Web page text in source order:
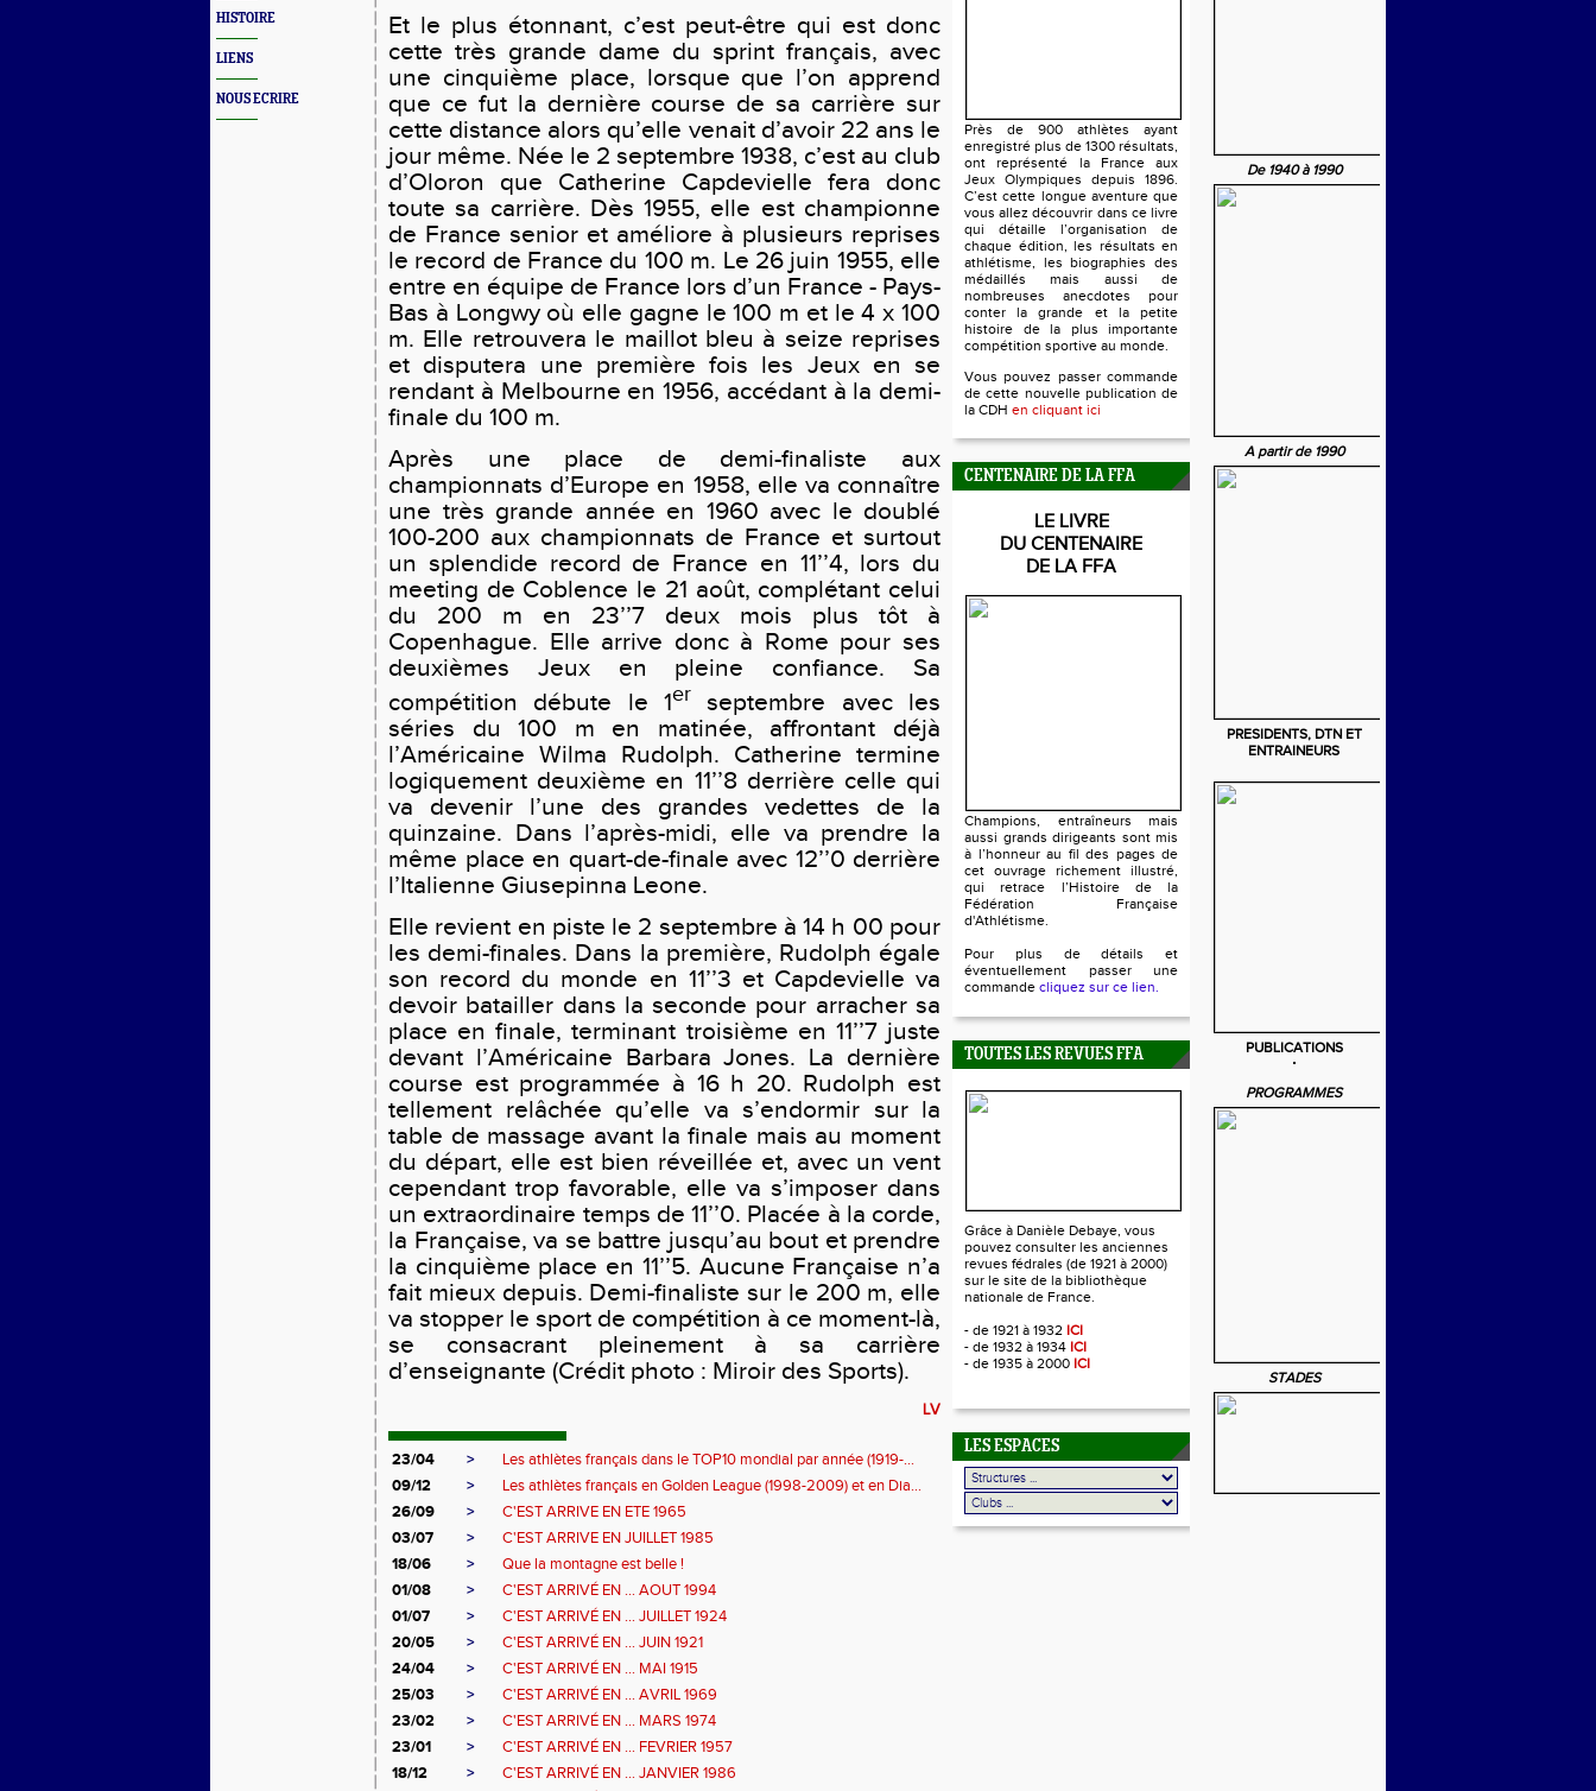
HISTOIRE
LIENS
NOUS ECRIRE
Et le plus étonnant, c’est peut-être qui est donc
cette très grande dame du sprint français, avec
une cinquième place, lorsque que l’on apprend
que ce fut la dernière course de sa carrière sur
cette distance alors qu’elle venait d’avoir 22 ans le
jour même. Née le 2 septembre 1938, c’est au club
d’Oloron que Catherine Capdevielle fera donc
toute sa carrière. Dès 1955, elle est championne
de France senior et améliore à plusieurs reprises
le record de France du 100 m. Le 26 juin 1955, elle
entre en équipe de France lors d’un France - Pays-
Bas à Longwy où elle gagne le 100 m et le 4 x 100
m. Elle retrouvera le maillot bleu à seize reprises
et disputera une première fois les Jeux en se
rendant à Melbourne en 1956, accédant à la demi-
finale du 100 m.
Après une place de demi-finaliste aux
championnats d’Europe en 1958, elle va connaître
une très grande année en 1960 avec le doublé
100-200 aux championnats de France et surtout
un splendide record de France en 11’’4, lors du
meeting de Coblence le 21 août, complétant celui
du 200 m en 23’’7 deux mois plus tôt à
Copenhague. Elle arrive donc à Rome pour ses
deuxièmes Jeux en pleine confiance. Sa
compétition débute le 1er septembre avec les
séries du 100 m en matinée, affrontant déjà
l’Américaine Wilma Rudolph. Catherine termine
logiquement deuxième en 11’’8 derrière celle qui
va devenir l’une des grandes vedettes de la
quinzaine. Dans l’après-midi, elle va prendre la
même place en quart-de-finale avec 12’’0 derrière
l’Italienne Giusepinna Leone.
Elle revient en piste le 2 septembre à 14 h 00 pour
les demi-finales. Dans la première, Rudolph égale
son record du monde en 11’’3 et Capdevielle va
devoir batailler dans la seconde pour arracher sa
place en finale, terminant troisième en 11’’7 juste
devant l’Américaine Barbara Jones. La dernière
course est programmée à 16 h 20. Rudolph est
tellement relâchée qu’elle va s’endormir sur la
table de massage avant la finale mais au moment
du départ, elle est bien réveillée et, avec un vent
cependant trop favorable, elle va s’imposer dans
un extraordinaire temps de 11’’0. Placée à la corde,
la Française, va se battre jusqu’au bout et prendre
la cinquième place en 11’’5. Aucune Française n’a
fait mieux depuis. Demi-finaliste sur le 200 m, elle
va stopper le sport de compétition à ce moment-là,
se consacrant pleinement à sa carrière
d’enseignante (Crédit photo : Miroir des Sports).
LV
23/04 >
Les athlètes français dans le TOP10 mondial par année (1919-...
09/12
>
Les athlètes français en Golden League (1998-2009) et en Dia...
26/09
>
C'EST ARRIVE EN ETE 1965
03/07
>
C'EST ARRIVE EN JUILLET 1985
18/06
>
Que la montagne est belle !
01/08
>
C'EST ARRIVÉ EN ... AOUT 1994
01/07
>
C'EST ARRIVÉ EN ... JUILLET 1924
20/05
>
C'EST ARRIVÉ EN ... JUIN 1921
24/04
>
C'EST ARRIVÉ EN ... MAI 1915
25/03
>
C'EST ARRIVÉ EN ... AVRIL 1969
23/02
>
C'EST ARRIVÉ EN ... MARS 1974
23/01
>
C'EST ARRIVÉ EN ... FEVRIER 1957
18/12
>
C'EST ARRIVÉ EN ... JANVIER 1986
Près de 900 athlètes ayant
enregistré plus de 1300 résultats,
ont représenté la France aux
Jeux Olympiques depuis 1896.
C’est cette longue aventure que
vous allez découvrir dans ce livre
qui détaille l’organisation de
chaque édition, les résultats en
athlétisme, les biographies des
médaillés mais aussi de
nombreuses anecdotes pour
conter la grande et la petite
histoire de la plus importante
compétition sportive au monde.
Vous pouvez passer commande
de cette nouvelle publication de
la CDH en cliquant ici
CENTENAIRE DE LA FFA
LE LIVRE
DU CENTENAIRE
DE LA FFA
Champions, entraîneurs mais
aussi grands dirigeants sont mis
à l’honneur au fil des pages de
cet ouvrage richement illustré,
qui retrace l’Histoire de la
Fédération Française
d'Athlétisme.
Pour plus de détails et
éventuellement passer une
commande cliquez sur ce lien.
TOUTES LES REVUES FFA
Grâce à Danièle Debaye, vous
pouvez consulter les anciennes
revues fédrales (de 1921 à 2000)
sur le site de la bibliothèque
nationale de France.
- de 1921 à 1932 ICI
- de 1932 à 1934 ICI
- de 1935 à 2000 ICI
LES ESPACES
De 1940 à 1990
A partir de 1990
PRESIDENTS, DTN ET
ENTRAINEURS
PUBLICATIONS
PROGRAMMES
STADES